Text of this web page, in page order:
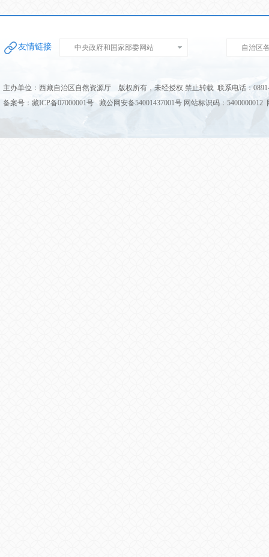
友情链接 中央政府和国家部委网站 自治区
主办单位：西藏自治区自然资源厅 版权所有，未经授权 禁止转载 联系电话：
备案号：藏ICP备07000001号 藏公网安备54001437001号 网站标识码：5400000012